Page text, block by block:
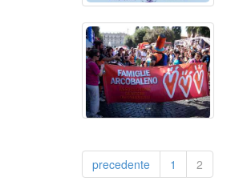
precedente 1 2